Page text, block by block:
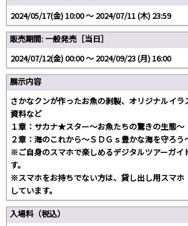
2024/05/17(金) 10:00 〜 2024/07/11 (木) 23:59
販売期間: 一般発売［当日］
2024/07/12(金) 00:00 〜 2024/09/23 (月) 16:00
展示内容
さかなクンが作ったお魚の剥製、オリジナルイ
資料など
１章：サカナ★スター～お魚たちの驚きの生態～
２章：海のこれから～ＳＤＧｓ豊かな海を守ろう
※ご自身のスマホで楽しめるデジタルツアーガイ
す。
※スマホをお持ちでない方は、貸し出し用スマホ
しています。
入場料（税込）